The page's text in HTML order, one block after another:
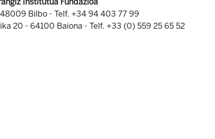
Bilbo - Telf. +34 94 403 77 99
20 - 64100 Baiona - Telf. +33 (0) 559 25 65 52